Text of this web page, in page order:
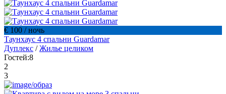
€ 100 / ночь
Таунхаус 4 спальни Guardamar
Дуплекс /Жилье целиком
Гостей:8
2
3